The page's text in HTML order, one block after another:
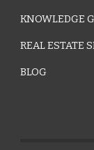
KNOWLEDGE
REAL ESTATE
BLOG